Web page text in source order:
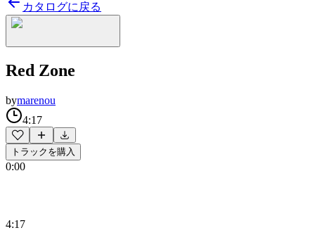
カタログに戻る
Red Zone
bymarenou
4:17
トラックを購入
0:00
4:17